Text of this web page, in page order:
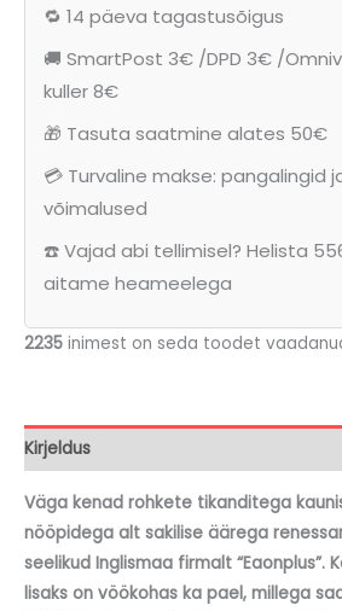
pluss
SE.016)
kogus
🔁 14 päeva tagastusõigus
🚚 SmartPost 3€ /DPD 3€ /
kuller 8€
🎁 Tasuta saatmine alates 50€
💳 Turvaline makse: pangalingid
võimalused
☎️ Vajad abi tellimisel? Helista
aitame heameelega
2235 inimest on seda toodet
Kirjeldus
Väga kenad rohkete tikanditega
nööpidega alt sakilise äärega
seelikud Inglismaa firmalt “Eaonplus”.
lisaks on vöökohas ka pael, millega